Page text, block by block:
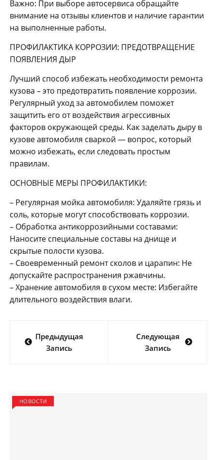
Важно: При выборе автосервиса обращайте
внимание на отзывы клиентов и наличие гарантии
на выполненные работы.
ПРОФИЛАКТИКА КОРРОЗИИ: ПРЕДОТВРАЩЕНИЕ
ПОЯВЛЕНИЯ ДЫР
Лучший способ избежать необходимости ремонта
кузова – это предотвратить появление коррозии.
Регулярный уход за автомобилем поможет
защитить его от воздействия агрессивных
факторов окружающей среды. Как заделать дыру в
кузове автомобиля сваркой ― вопрос, который
можно избежать, если следовать простым
правилам.
ОСНОВНЫЕ МЕРЫ ПРОФИЛАКТИКИ:
– Регулярная мойка автомобиля: Удаляйте грязь и
соль, которые могут способствовать коррозии.
– Обработка антикоррозийными составами:
Наносите специальные составы на днище и
скрытые полости кузова.
– Своевременный ремонт сколов и царапин: Не
допускайте распространения ржавчины.
– Хранение автомобиля в сухом месте: Избегайте
длительного воздействия влаги.
по
Предыдущая
Запись
Следующая
Запись
НОВОСТИ